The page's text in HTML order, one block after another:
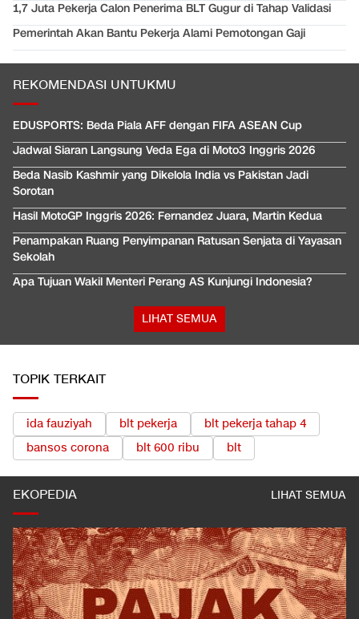
1,7 Juta Pekerja Calon Penerima BLT Gugur di Tahap Validasi
Pemerintah Akan Bantu Pekerja Alami Pemotongan Gaji
REKOMENDASI UNTUKMU
EDUSPORTS: Beda Piala AFF dengan FIFA ASEAN Cup
Jadwal Siaran Langsung Veda Ega di Moto3 Inggris 2026
Beda Nasib Kashmir yang Dikelola India vs Pakistan Jadi
Sorotan
Hasil MotoGP Inggris 2026: Fernandez Juara, Martin Kedua
Penampakan Ruang Penyimpanan Ratusan Senjata di Yayasan
Sekolah
Apa Tujuan Wakil Menteri Perang AS Kunjungi Indonesia?
LIHAT SEMUA
TOPIK TERKAIT
ida fauziyah blt pekerja
blt pekerja tahap 4
bansos corona
blt 600 ribu blt
EKOPEDIA LIHAT SEMUA